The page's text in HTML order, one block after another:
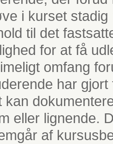
i kurset
til det
for at få
omfang
har
kan
eller lignende.
af